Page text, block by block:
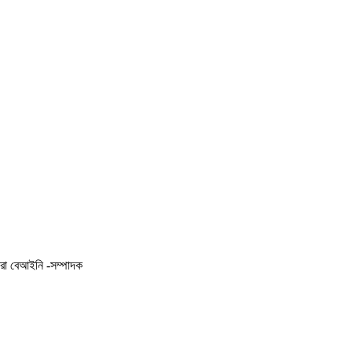
বেআইনি -সম্পাদক